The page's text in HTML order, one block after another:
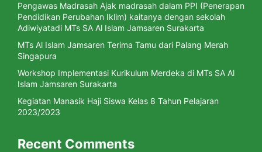
Pengawas Madrasah Ajak madrasah dalam PPI (Penerapan
Pendidikan Perubahan Iklim) kaitanya dengan sekolah
Adiwiyatadi MTs SA Al Islam Jamsaren Surakarta
MTs Al Islam Jamsaren Terima Tamu dari Palang Merah
Singapura
Workshop Implementasi Kurikulum Merdeka di MTs SA Al
Islam Jamsaren Surakarta
Kegiatan Manasik Haji Siswa Kelas 8 Tahun Pelajaran
2023/2023
Recent Comments